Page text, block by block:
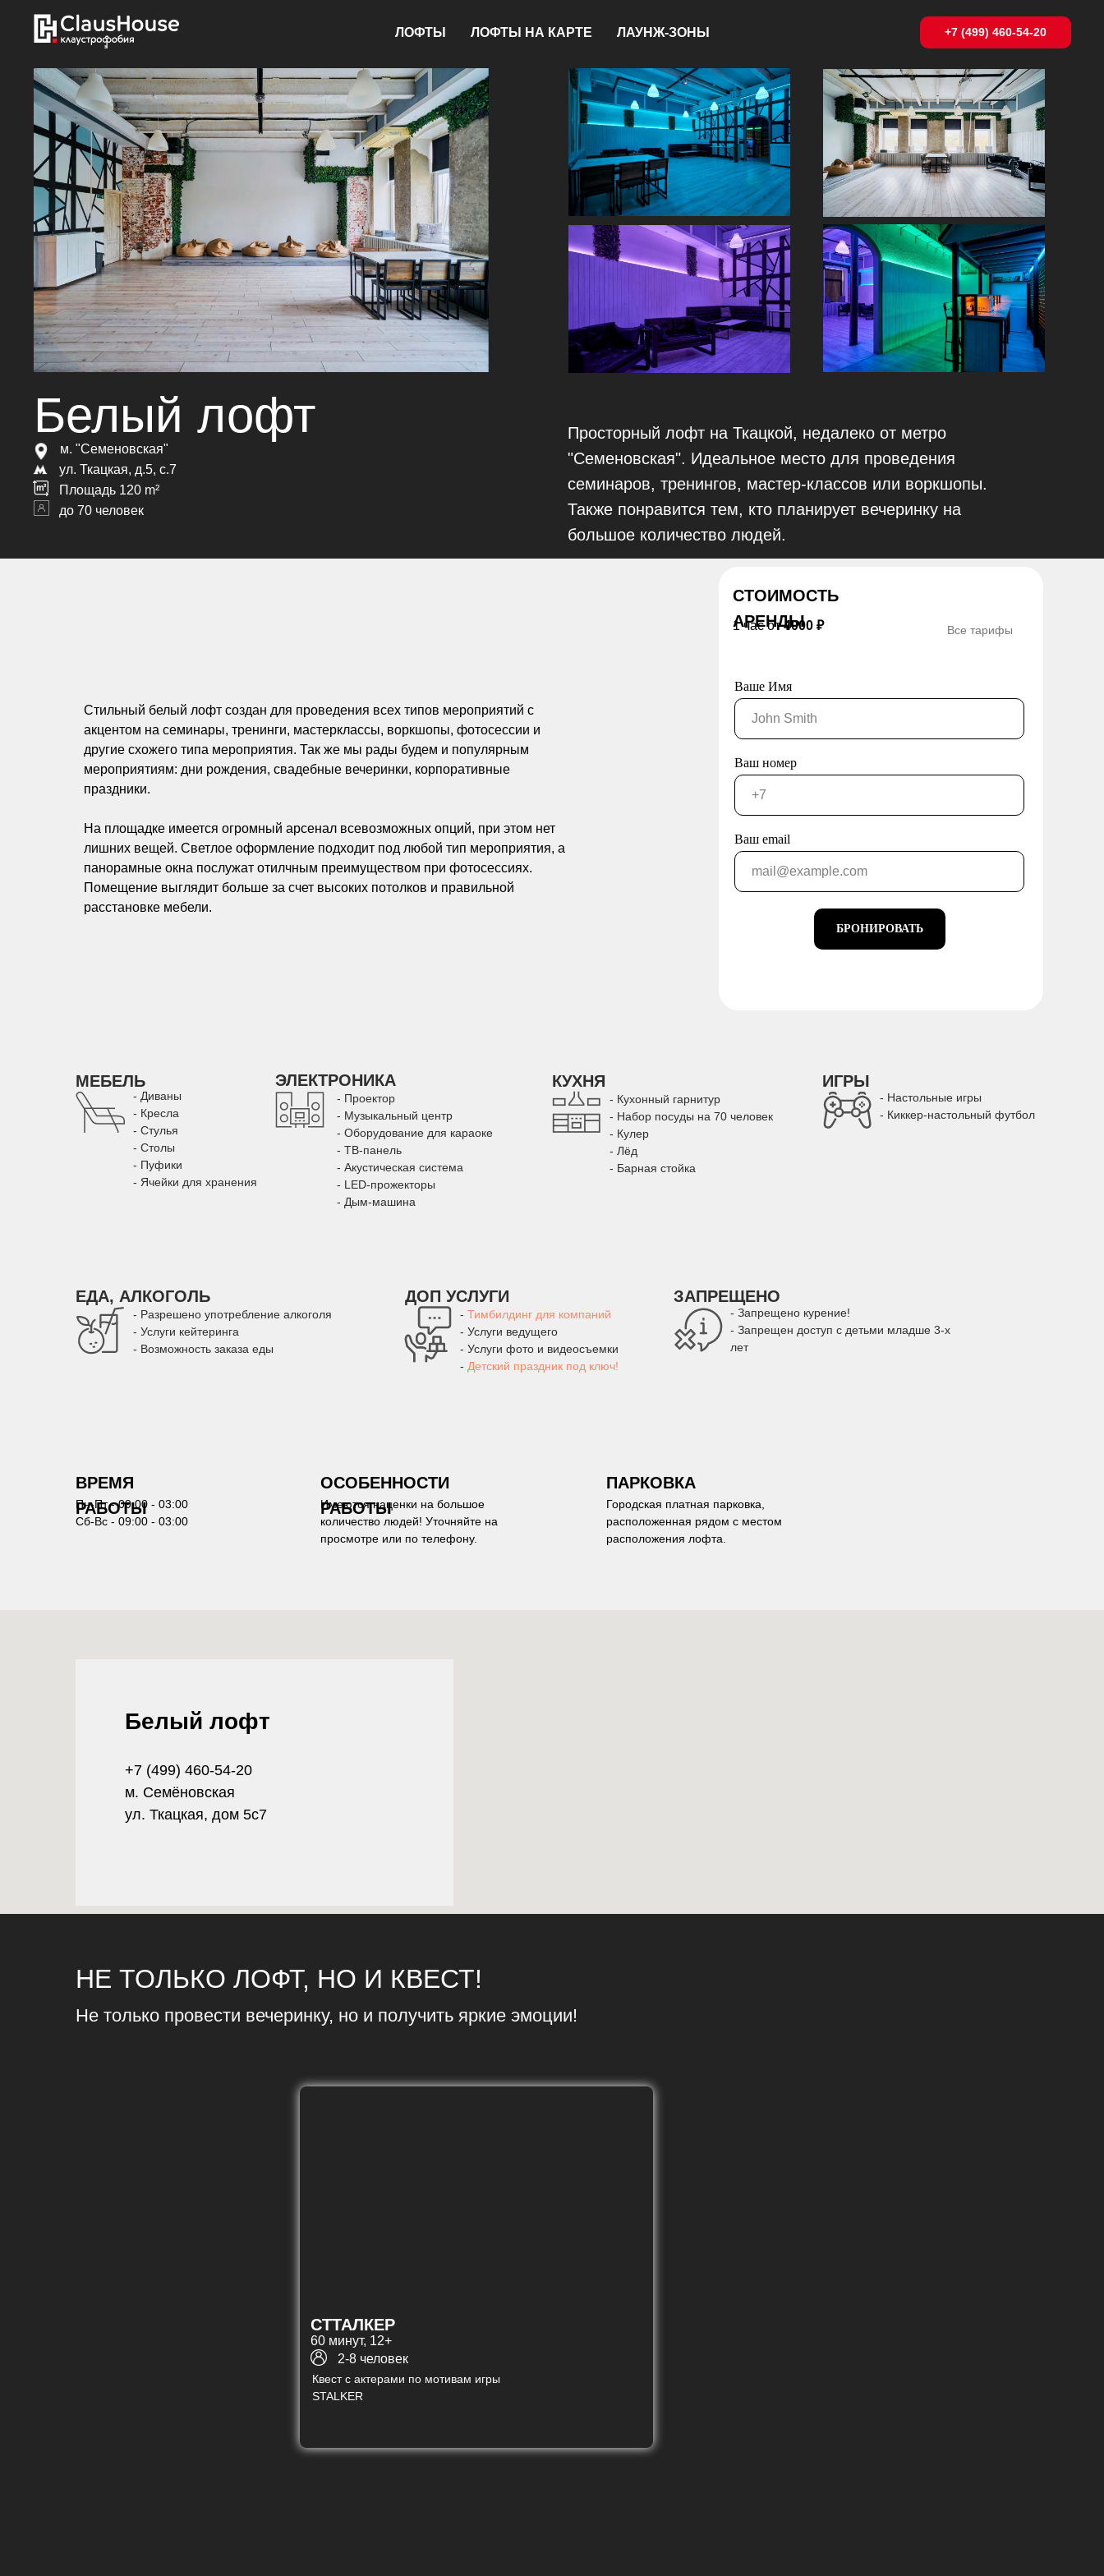
ЛОФТЫ ЛОФТЫ НА КАРТЕ ЛАУНЖ-ЗОНЫ +7 (499) 460-54-20
Белый лофт
м. "Семеновская"
ул. Ткацкая, д.5, с.7
Площадь 120 m²
до 70 человек
Просторный лофт на Ткацкой, недалеко от метро
"Семеновская". Идеальное место для проведения
семинаров, тренингов, мастер-классов или воркшопы.
Также понравится тем, кто планирует вечеринку на
большое количество людей.
Ваше Имя
Ваш номер
Ваш email
БРОНИРОВАТЬ
1 час от4000 ₽
СТОИМОСТЬ
АРЕНДЫ
Все тарифы
Стильный белый лофт создан для проведения всех типов мероприятий с
акцентом на семинары, тренинги, мастерклассы, воркшопы, фотосессии и
другие схожего типа мероприятия. Так же мы рады будем и популярным
мероприятиям: дни рождения, свадебные вечеринки, корпоративные
праздники.
На площадке имеется огромный арсенал всевозможных опций, при этом нет
лишних вещей. Светлое оформление подходит под любой тип мероприятия, а
панорамные окна послужат отилчным преимуществом при фотосессиях.
Помещение выглядит больше за счет высоких потолков и правильной
расстановке мебели.
- Диваны
- Кресла
- Стулья
- Столы
- Пуфики
- Ячейки для хранения
МЕБЕЛЬ
- Проектор
- Музыкальный центр
- Оборудование для караоке
- ТВ-панель
- Акустическая система
- LED-прожекторы
- Дым-машина
ЭЛЕКТРОНИКА
- Кухонный гарнитур
- Набор посуды на 70 человек
- Кулер
- Лёд
- Барная стойка
КУХНЯ
- Настольные игры
- Киккер-настольный футбол
ИГРЫ
- Разрешено употребление алкоголя
- Услуги кейтеринга
- Возможность заказа еды
ЕДА, АЛКОГОЛЬ
- Тимбилдинг для компаний
- Услуги ведущего
- Услуги фото и видеосъемки
- Детский праздник под ключ!
ДОП УСЛУГИ
- Запрещено курение!
- Запрещен доступ с детьми младше 3-х
лет
ЗАПРЕЩЕНО
ВРЕМЯ
РАБОТЫ
Пн-Пт - 09:00 - 03:00
Сб-Вс - 09:00 - 03:00
ОСОБЕННОСТИ
РАБОТЫ
Имеются наценки на большое
количество людей! Уточняйте на
просмотре или по телефону.
ПАРКОВКА
Городская платная парковка,
расположенная рядом с местом
расположения лофта.
Белый лофт
+7 (499) 460-54-20
м. Семёновская
ул. Ткацкая, дом 5с7
НЕ ТОЛЬКО ЛОФТ, НО И КВЕСТ!
Не только провести вечеринку, но и получить яркие эмоции!
СТТАЛКЕР
2-8 человек
60 минут, 12+
Квест с актерами по мотивам игры
STALKER